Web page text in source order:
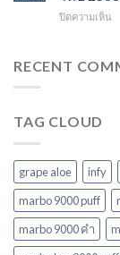
ตัว
พ
ใช้
บุ
ปิดความเห็น
ใ
ใ
RECENT
TAG CLOUD
grape aloe infy
marbo 9000 puff
marbo 9000 คํา